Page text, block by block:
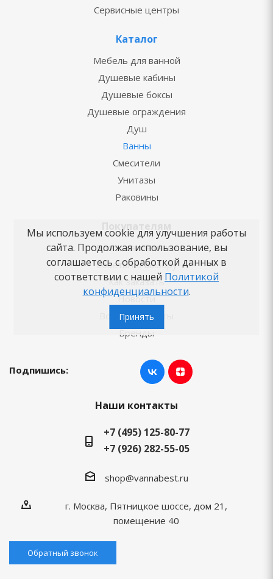
Сервисные центры
Каталог
Мебель для ванной
Душевые кабины
Душевые боксы
Душевые ограждения
Душ
Ванны
Смесители
Унитазы
Раковины
Покупателям
Блог о сантехнике
Советы по выбору
Как заказать
Новости
Вопросы-ответы
Бренды
Подпишись:
Наши контакты
+7 (495) 125-80-77
+7 (926) 282-55-05
shop@vannabest.ru
г. Москва, Пятницкое шоссе, дом 21,
помещение 40
Обратный звонок
Мы используем cookie для улучшения работы
сайта. Продолжая использование, вы
соглашаетесь с обработкой данных в
соответствии с нашей Политикой
конфиденциальности.
Принять